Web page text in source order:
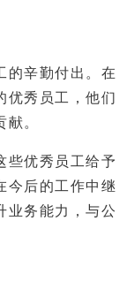
的辛勤付出。在
优秀员工，他们
。
些优秀员工给予
今后的工作中继
业务能力，与公